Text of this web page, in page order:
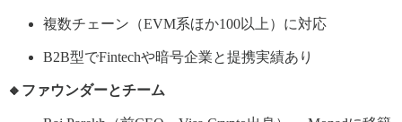
複数チェーン（EVM系ほか100以上）に対応
B2B型でFintechや暗号企業と提携実績あり
🔸ファウンダーとチーム